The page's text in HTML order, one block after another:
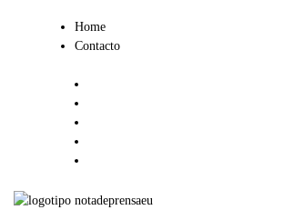
Home
Contacto